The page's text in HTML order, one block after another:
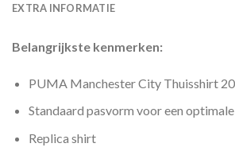
EXTRA INFORMATIE
Belangrijkste kenmerken:
PUMA Manchester City Thuisshirt
Standaard pasvorm voor een
Replica shirt